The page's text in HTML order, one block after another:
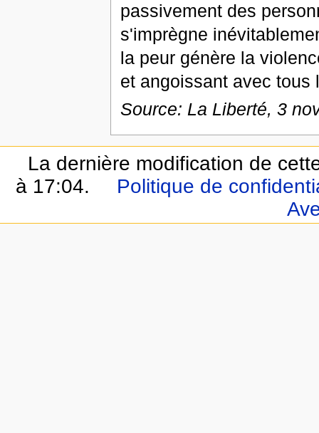
passivement des
s'imprègne
la peur génère la
et angoissant avec tous
Source: La Liberté, 3
La dernière modification de
à 17:04.
Politique de